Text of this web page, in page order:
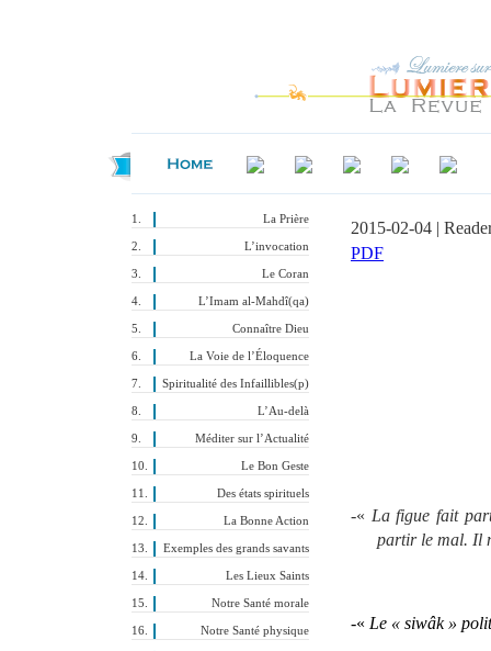
La Prière
L’invocation
Le Coran
L’Imam al-Mahdî(qa)
Connaître Dieu
La Voie de l’Éloquence
Spiritualité des Infaillibles(p)
L’Au-delà
Méditer sur l’Actualité
Le Bon Geste
Des états spirituels
La Bonne Action
Exemples des grands savants
Les Lieux Saints
Notre Santé morale
Notre Santé physique
2015-02-04 |
PDF
-« La figue fait
partir le mal. Il
-« Le « siwâk »